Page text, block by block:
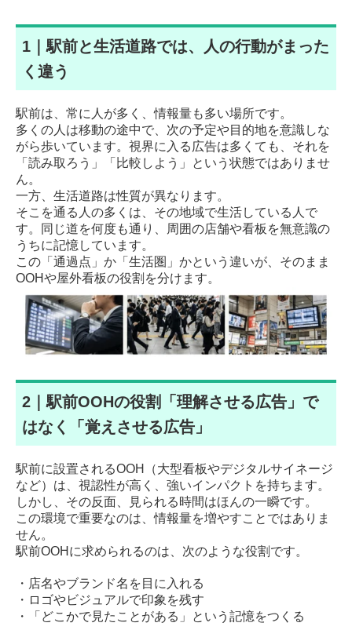
1｜駅前と生活道路では、人の行動がまった
く違う
駅前は、常に人が多く、情報量も多い場所です。
多くの人は移動の途中で、次の予定や目的地を意識しな
がら歩いています。視界に入る広告は多くても、それを
「読み取ろう」「比較しよう」という状態ではありませ
ん。
一方、生活道路は性質が異なります。
そこを通る人の多くは、その地域で生活している人で
す。同じ道を何度も通り、周囲の店舗や看板を無意識の
うちに記憶しています。
この「通過点」か「生活圏」かという違いが、そのまま
OOHや屋外看板の役割を分けます。
2｜駅前OOHの役割「理解させる広告」で
はなく「覚えさせる広告」
駅前に設置されるOOH（大型看板やデジタルサイネージ
など）は、視認性が高く、強いインパクトを持ちます。
しかし、その反面、見られる時間はほんの一瞬です。
この環境で重要なのは、情報量を増やすことではありま
せん。
駅前OOHに求められるのは、次のような役割です。
・店名やブランド名を目に入れる
・ ロゴやビジュアルで印象を残す
・「どこかで見たことがある」という記憶をつくる